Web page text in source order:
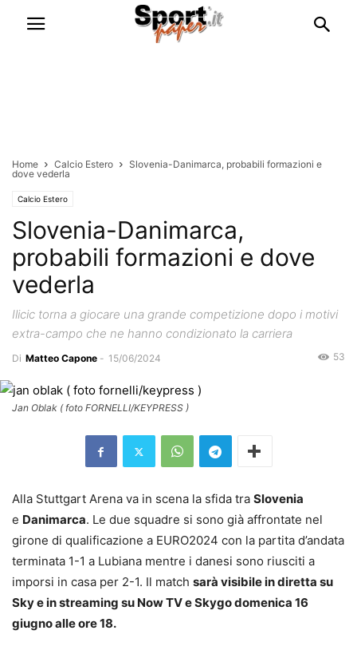
Home Calcio Estero
Slovenia-Danimarca, probabili formazioni e
dove vederla
Calcio Estero
Slovenia-Danimarca,
probabili formazioni e dove
vederla
Ilicic torna a giocare una grande competizione dopo i motivi
extra-campo che ne hanno condizionato la carriera
Di Matteo Capone - 15/06/2024 53
Jan Oblak ( foto FORNELLI/KEYPRESS )
Alla Stuttgart Arena va in scena la sfida tra Slovenia
e Danimarca. Le due squadre si sono già affrontate nel
girone di qualificazione a EURO2024 con la partita d’andata
terminata 1-1 a Lubiana mentre i danesi sono riusciti a
imporsi in casa per 2-1. Il match sarà visibile in diretta su
Sky e in streaming su Now TV e Skygo domenica 16
giugno alle ore 18.